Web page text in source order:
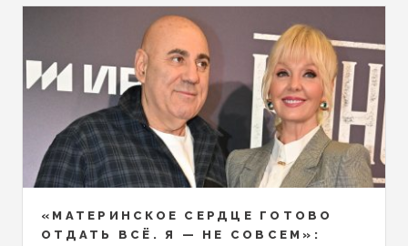
«МАТЕРИНСКОЕ СЕРДЦЕ ГОТОВО
ОТДАТЬ ВСЁ. Я — НЕ СОВСЕМ»: